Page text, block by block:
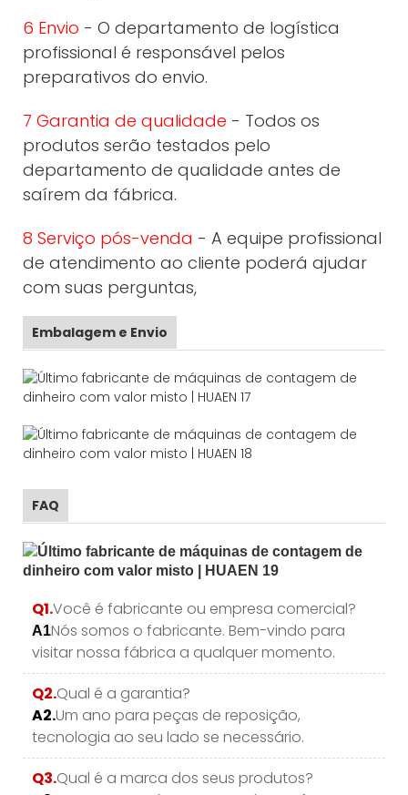
6 Envio - O departamento de logística
profissional é responsável pelos
preparativos do envio.
7 Garantia de qualidade - Todos os
produtos serão testados pelo
departamento de qualidade antes de
saírem da fábrica.
8 Serviço pós-venda - A equipe profissional
de atendimento ao cliente poderá ajudar
com suas perguntas,
Embalagem e Envio
FAQ
Q1.Você é fabricante ou empresa comercial?
A1Nós somos o fabricante. Bem-vindo para
visitar nossa fábrica a qualquer momento.
Q2.Qual é a garantia?
A2.Um ano para peças de reposição,
tecnologia ao seu lado se necessário.
Q3.Qual é a marca dos seus produtos?